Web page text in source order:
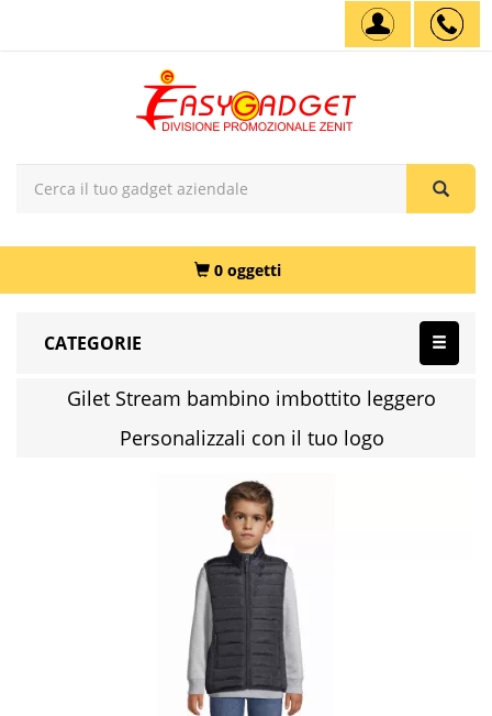
0 oggetti
CATEGORIE
Gilet Stream bambino imbottito leggero
Personalizzali con il tuo logo